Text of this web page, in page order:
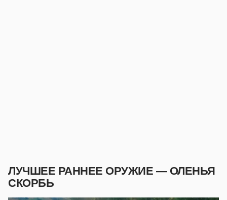
ЛУЧШЕЕ РАННЕЕ ОРУЖИЕ — ОЛЕНЬЯ
СКОРБЬ